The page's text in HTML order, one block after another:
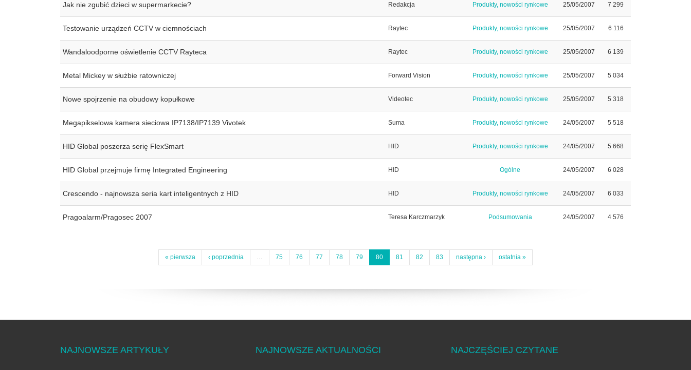
Jak nie zgubić dzieci w supermarkecie? Redakcja Produkty, nowości rynkowe 25/05/2007 7 299
Testowanie urządzeń CCTV w ciemnościach Raytec Produkty, nowości rynkowe 25/05/2007 6 116
Wandaloodporne oświetlenie CCTV Rayteca Raytec Produkty, nowości rynkowe 25/05/2007 6 139
Metal Mickey w służbie ratowniczej Forward Vision Produkty, nowości rynkowe 25/05/2007 5 034
Nowe spojrzenie na obudowy kopułkowe Videotec Produkty, nowości rynkowe 25/05/2007 5 318
Megapikselowa kamera sieciowa IP7138/IP7139 Vivotek Suma Produkty, nowości rynkowe 24/05/2007 5 518
HID Global poszerza serię FlexSmart HID Produkty, nowości rynkowe 24/05/2007 5 668
HID Global przejmuje firmę Integrated Engineering HID Ogólne 24/05/2007 6 028
Crescendo - najnowsza seria kart inteligentnych z HID HID Produkty, nowości rynkowe 24/05/2007 6 033
Pragoalarm/Pragosec 2007 Teresa Karczmarzyk Podsumowania 24/05/2007 4 576
« pierwsza ‹ poprzednia … 75 76 77 78 79 80 81 82 83 następna › ostatnia »
NAJNOWSZE ARTYKUŁY NAJNOWSZE AKTUALNOŚCI NAJCZĘŚCIEJ CZYTANE